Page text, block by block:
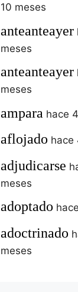
10 meses
anteanteayer
meses
anteanteayer
meses
ampara hace
aflojado hace
adjudicarse
meses
adoptado
adoctrinado
meses